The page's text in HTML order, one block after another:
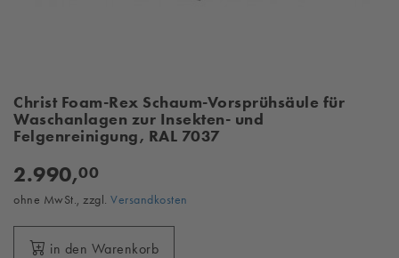
Christ Foam-Rex Schaum-Vorsprühsäule für
Waschanlagen zur Insekten- und
Felgenreinigung, RAL 7037
2.990,00
ohne MwSt., zzgl. Versandkosten
in den Warenkorb